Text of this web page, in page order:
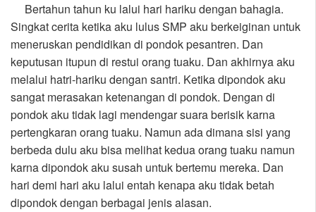
Bertahun tahun ku lalui hari hariku dengan bahagia.
Singkat cerita ketika aku lulus SMP aku berkeiginan untuk
meneruskan pendidikan di pondok pesantren. Dan
keputusan itupun di restui orang tuaku. Dan akhirnya aku
melalui hatri-hariku dengan santri. Ketika dipondok aku
sangat merasakan ketenangan di pondok. Dengan di
pondok aku tidak lagi mendengar suara berisik karna
pertengkaran orang tuaku. Namun ada dimana sisi yang
berbeda dulu aku bisa melihat kedua orang tuaku namun
karna dipondok aku susah untuk bertemu mereka. Dan
hari demi hari aku lalui entah kenapa aku tidak betah
dipondok dengan berbagai jenis alasan.